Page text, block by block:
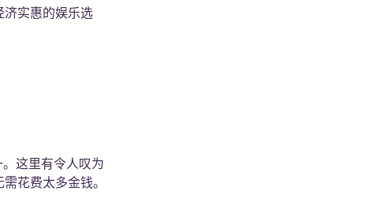
济实惠的娱乐选
这里有令人叹为
花费太多金钱。